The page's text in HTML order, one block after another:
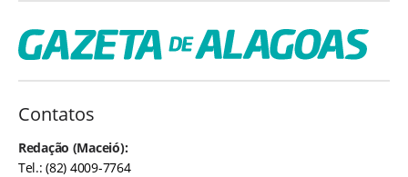
Contatos
Redação (Maceió):
Tel.: (82) 4009-7764